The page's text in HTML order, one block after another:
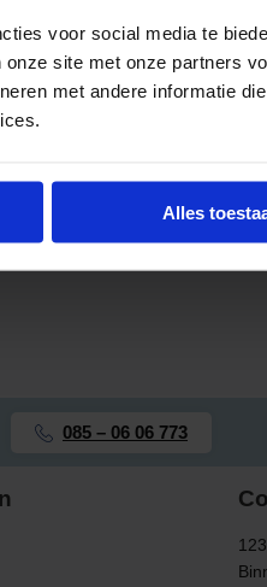
voor social media te
site met onze partners
met andere informatie
Alles
085 – 06 06 773